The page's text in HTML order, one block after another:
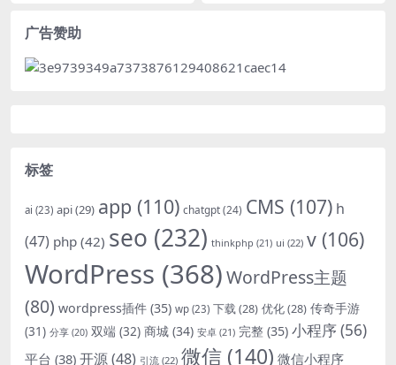
广告赞助
标签
ai (23) api(29) app (110) chatgpt(24) CMS (107) h
(47) php (42) seo (232) thinkphp (21) ui (22) v (106)
WordPress (368)WordPress主题
(80) wordpress插件 (35) wp (23) 下载(28) 优化(28) 传奇手游
(31) 分享 (20) 双端 (32) 商城 (34) 安卓 (21) 完整 (35) 小程序(56)
平台 (38) 开源(48) 引流 (22) 微信 (140) 微信小程序